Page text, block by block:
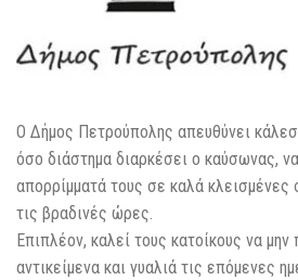
Ο Δήμος Πετρούπολης απευθύνει
όσο διάστημα διαρκέσει ο καύσωνας,
απορρίμματά τους σε καλά κλεισμένες
τις βραδινές ώρες.
Επιπλέον, καλεί τους κατοίκους να
αντικείμενα και γυαλιά τις επόμενες